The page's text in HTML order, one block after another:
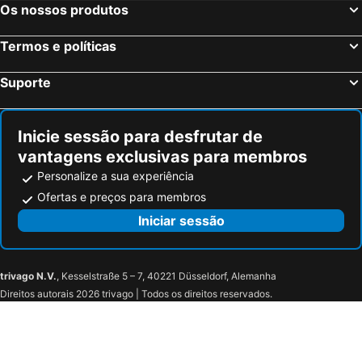
Baltica Residence
Hotel Beethoven
Willa Biala Lilia Old Town
Hotel Gdańsk Boutique
Marina Club Hotel
Podewils Old Town Gdansk
Hotel Różany Gaj - Destigo Hotels
Hotel Impresja
Hotel Almond Business & Spa
Hotel Faros
The Crane
Jarmark św Dominika
Demptowo
Plaża Chłapowo
Zamek Krzyżacki
Śródmieście
Perła Kompleks Basenowy
Nida central beach
Muzeum Indian Północnoamerykańskich im Sat-Okha
Westerplatte
Przymorze Wielkie
Ustka Beach
Os nossos produtos
Termos e políticas
Suporte
Inicie sessão para desfrutar de
vantagens exclusivas para membros
Personalize a sua experiência
Ofertas e preços para membros
Iniciar sessão
trivago N.V., Kesselstraße 5 – 7, 40221 Düsseldorf, Alemanha
Direitos autorais 2026 trivago | Todos os direitos reservados.